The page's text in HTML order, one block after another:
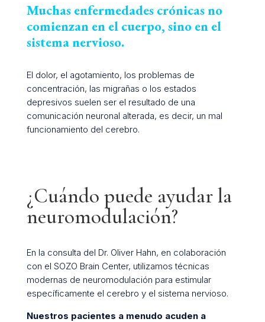
Muchas enfermedades crónicas no
comienzan en el cuerpo, sino en el
sistema nervioso.
El dolor, el agotamiento, los problemas de
concentración, las migrañas o los estados
depresivos suelen ser el resultado de una
comunicación neuronal alterada, es decir, un mal
funcionamiento del cerebro.
¿Cuándo puede ayudar la
neuromodulación?
En la consulta del Dr. Oliver Hahn, en colaboración
con el SOZO Brain Center, utilizamos técnicas
modernas de neuromodulación para estimular
específicamente el cerebro y el sistema nervioso.
Nuestros pacientes a menudo acuden a